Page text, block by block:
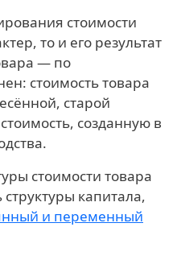
стоимости
то и его результат
— по
стоимость товара
старой
созданную в
стоимости товара
структуры капитала,
и переменный